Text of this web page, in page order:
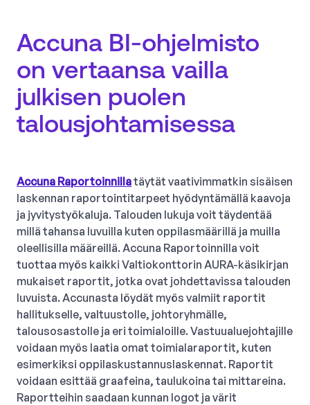
Accuna BI-ohjelmisto
on vertaansa vailla
julkisen puolen
talousjohtamisessa
Accuna Raportoinnillatäytät vaativimmatkin sisäisen
laskennan raportointitarpeet hyödyntämällä kaavoja
ja jyvitystyökaluja. Talouden lukuja voit täydentää
millä tahansa luvuilla kuten oppilasmäärillä ja muilla
oleellisilla määreillä. Accuna Raportoinnilla voit
tuottaa myös kaikki Valtiokonttorin AURA-käsikirjan
mukaiset raportit, jotka ovat johdettavissa talouden
luvuista. Accunasta löydät myös valmiit raportit
hallitukselle, valtuustolle, johtoryhmälle,
talousosastolle ja eri toimialoille. Vastuualuejohtajille
voidaan myös laatia omat toimialaraportit, kuten
esimerkiksi oppilaskustannuslaskennat. Raportit
voidaan esittää graafeina, taulukoina tai mittareina.
Raportteihin saadaan kunnan logot ja värit